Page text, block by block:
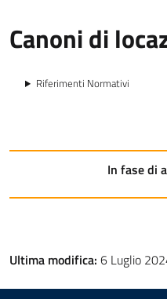
Canoni di
Riferimenti Normativi
In fase di
Ultima modifica: 6 Luglio